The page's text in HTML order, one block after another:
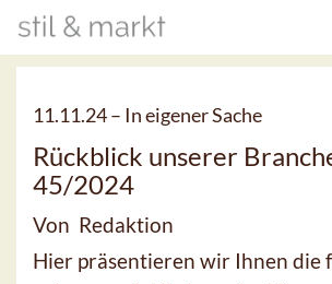
11.11.24 – In eigener Sache
Rückblick unserer
45/2024
Von Redaktion
Hier präsentieren wir Ihnen die